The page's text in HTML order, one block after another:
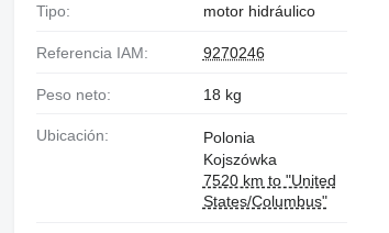
Tipo: motor hidráulico
Referencia IAM: 9270246
Peso neto: 18 kg
Ubicación:
Polonia
Kojszówka
7520 km to "United
States/Columbus"